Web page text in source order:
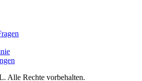
Alle Rechte vorbehalten.